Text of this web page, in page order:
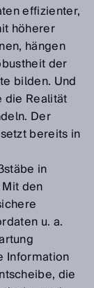
effizienter,
höherer
hängen
der
bilden. Und
die Realität
Der
bereits in
in
den
u. a.
Information
die